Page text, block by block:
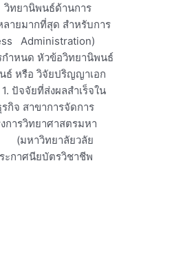
วิทยานิพนธ์ด้านการ
ายมากที่สุด สำหรับการ
Administration)
ำหนด หัวข้อวิทยานิพนธ์
ธ์ หรือ วิจัยปริญญาเอก
ปัจจัยที่ส่งผลสำเร็จใน
กิจ สาขาการจัดการ
การวิทยาศาสตรมหา
(มหาวิทยาลัยวลัย
ะกาศนียบัตรวิชาชีพ